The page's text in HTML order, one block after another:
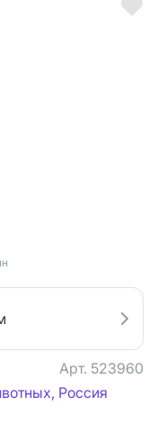
Арт. 523960
Россия